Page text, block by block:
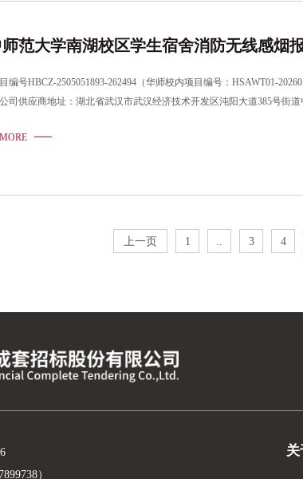
范大学南湖校区学生宿舍消防无线感烟
编号HBCZ-2505051893-262494（华师校内项目编号：HSAWT01-
司供应商地址：湖北省武汉市武汉经济技术开发区沌阳大道385号街
上一页 1 .. 3 4
）
关